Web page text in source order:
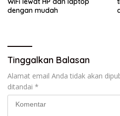
dengan mudah
Tinggalkan Balasan
Alamat email Anda tidak akan
ditandai *